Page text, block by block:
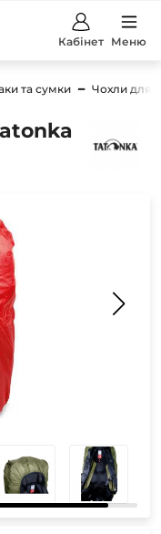
Кабінет Меню
та сумки Чохли для